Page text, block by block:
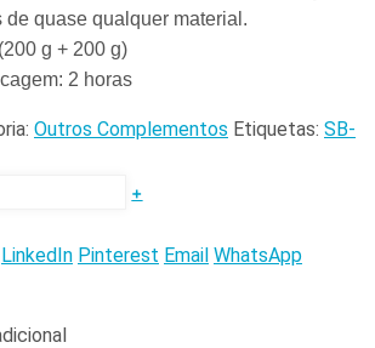
de quase qualquer material.
g + 200 g)
2 horas
Outros Complementos Etiquetas: SB-
+
LinkedIn Pinterest Email WhatsApp